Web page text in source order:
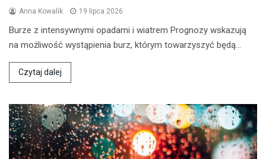
Anna Kowalik 19 lipca 2026
Burze z intensywnymi opadami i wiatrem Prognozy wskazują
na możliwość wystąpienia burz, którym towarzyszyć będą…
Czytaj dalej